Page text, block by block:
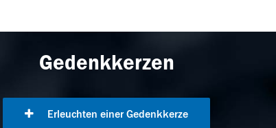
Gedenkkerzen
Erleuchten einer Gedenkkerze